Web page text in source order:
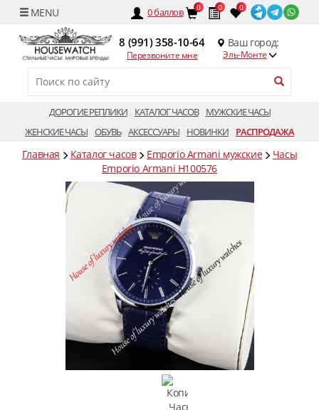
0баллов 0 0 0
8 (991) 358-10-64
Перезвоните мне
Ваш город:
Эль-Монте
ДОРОГИЕ РЕПЛИКИ КАТАЛОГ ЧАСОВ
МУЖСКИЕ ЧАСЫ
ЖЕНСКИЕ ЧАСЫ ОБУВЬ АКСЕССУАРЫ НОВИНКИ РАСПРОДАЖА
Главная Каталог часов Emporio Armani мужские
Часы
Emporio Armani H100576